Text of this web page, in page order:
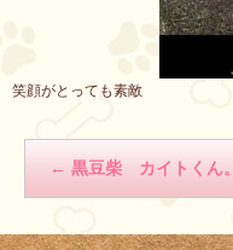
笑顔がとっても素敵
← 黒豆柴 カイトくん。